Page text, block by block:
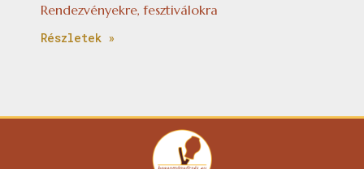
Rendezvényekre, fesztiválokra
Részletek »